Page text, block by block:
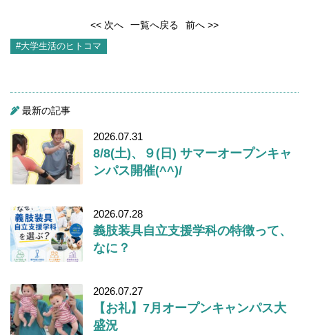
<< 次へ 一覧へ戻る 前へ >>
#大学生活のヒトコマ
最新の記事
2026.07.31
8/8(土)、９(日) サマーオープンキャ
ンパス開催(^^)/
2026.07.28
義肢装具自立支援学科の特徴って、
なに？
2026.07.27
【お礼】7月オープンキャンパス大
盛況